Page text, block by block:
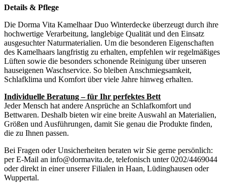
Details & Pflege
Die Dorma Vita Kamelhaar Duo Winterdecke überzeugt durch ihre
hochwertige Verarbeitung, langlebige Qualität und den Einsatz
ausgesuchter Naturmaterialien. Um die besonderen Eigenschaften
des Kamelhaars langfristig zu erhalten, empfehlen wir regelmäßiges
Lüften sowie die besonders schonende Reinigung über unseren
hauseigenen Waschservice. So bleiben Anschmiegsamkeit,
Schlafklima und Komfort über viele Jahre hinweg erhalten.
Individuelle Beratung – für Ihr perfektes Bett
Jeder Mensch hat andere Ansprüche an Schlafkomfort und
Bettwaren. Deshalb bieten wir eine breite Auswahl an Materialien,
Größen und Ausführungen, damit Sie genau die Produkte finden,
die zu Ihnen passen.
Bei Fragen oder Unsicherheiten beraten wir Sie gerne persönlich:
per E-Mail an info@dormavita.de, telefonisch unter 0202/4469044
oder direkt in einer unserer Filialen in Haan, Lüdinghausen oder
Wuppertal.